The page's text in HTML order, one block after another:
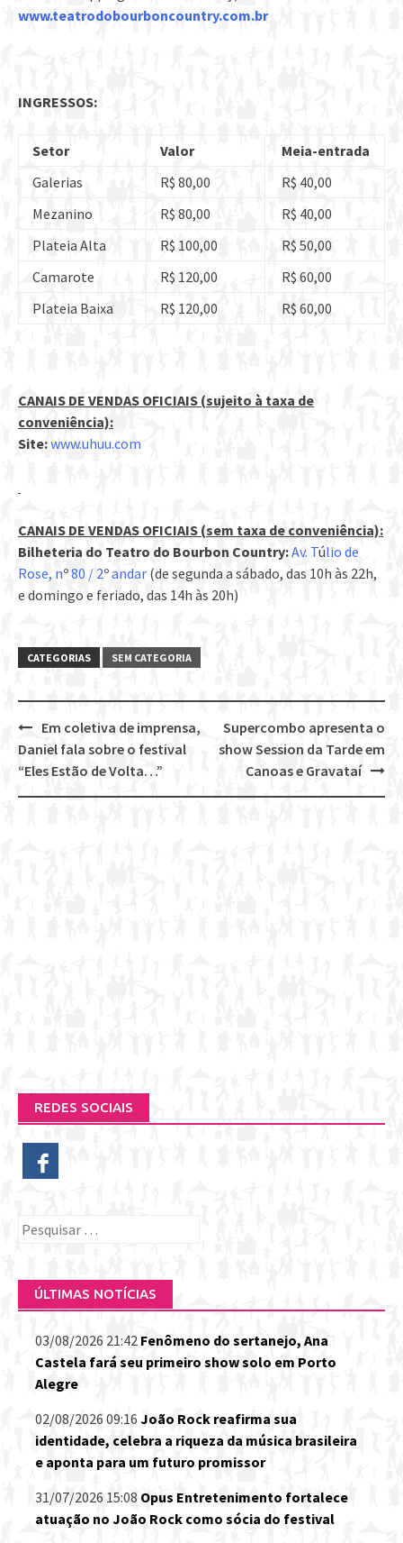
www.teatrodobourboncountry.com.br
INGRESSOS:
Setor Valor
Meia-entrada
Galerias
R$ 80,00
R$ 40,00
Mezanino
R$ 80,00
R$ 40,00
Plateia Alta
R$ 100,00
R$ 50,00
Camarote
R$ 120,00
R$ 60,00
Plateia Baixa
R$ 120,00 R$ 60,00
CANAIS DE VENDAS OFICIAIS (sujeito à taxa de
conveniência):
Site:www.uhuu.com
CANAIS DE VENDAS OFICIAIS (sem taxa de conveniência):
Bilheteria do Teatro do Bourbon Country:Av. Túlio de
Rose, nº80 / 2ºandar (de segunda a sábado, das 10h às 22h,
e domingo e feriado, das 14h às 20h)
CATEGORIAS SEM CATEGORIA
Post
navigation
Supercombo apresenta o
show Session da Tarde em
Canoas e Gravataí
Em coletiva de imprensa,
Daniel fala sobre o festival
“Eles Estão de Volta…”
REDES SOCIAIS
Pesquisar
ÚLTIMAS NOTÍCIAS
03/08/2026 21:42 Fenômeno do sertanejo, Ana
Castela fará seu primeiro show solo em Porto
Alegre
02/08/2026 09:16 João Rock reafirma sua
identidade, celebra a riqueza da música brasileira
e aponta para um futuro promissor
31/07/2026 15:08 Opus Entretenimento fortalece
atuação no João Rock como sócia do festival